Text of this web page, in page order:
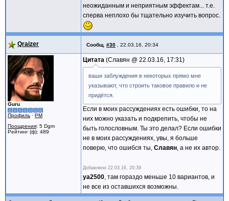
неожиданным и неприятным эффектам... т.е.
сперва неплохо бы тщательно изучить вопрос.
Qraizer Сообщ. #30 22.03.16, 20:34
Guru
Профиль · PM
Поощрения: 5 Dgm
Рейтинг (ф): 489
Цитата Славян @ 22.03.16, 17:31
ваши заблуждения в некоторых прямо мне
указывают, что строить таковое правило и не
придётся.
Если в моих рассуждениях есть ошибки, то на
них можно указать и подкрепить, чтобы не
быть голословным. Ты это делал? Если ошибки
не в моих рассуждениях, увы, я больше
поверю, что ошибся ты, Славян, а не их автор.
Добавлено 22.03.16, 20:39
ya2500, там гораздо меньше 10 вариантов, и
не все из оставшихся возможны.